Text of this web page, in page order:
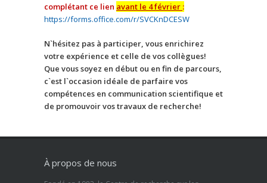
complétant ce lien avant le 4 février :
https://forms.office.com/r/SVCKnDCESW
N`hésitez pas à participer, vous enrichirez
votre expérience et celle de vos collègues!
Que vous soyez en début ou en fin de parcours,
c`est l`occasion idéale de parfaire vos
compétences en communication scientifique et
de promouvoir vos travaux de recherche!
À propos de nous